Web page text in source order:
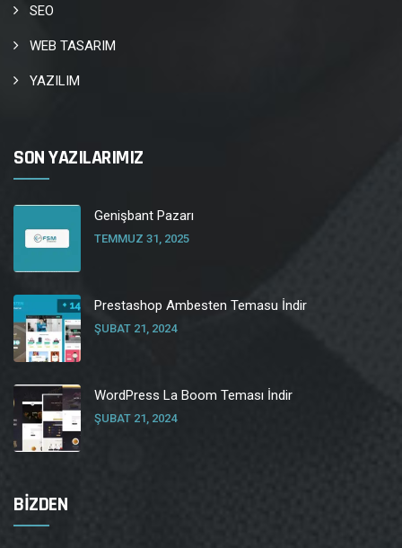
SEO
WEB TASARIM
YAZILIM
SON YAZILARIMIZ
Genişbant Pazarı
TEMMUZ 31, 2025
Prestashop Ambesten Temasu İndir
ŞUBAT 21, 2024
WordPress La Boom Teması İndir
ŞUBAT 21, 2024
BİZDEN